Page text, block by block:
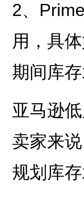
2、
用，具
期间库
亚马逊
卖家来
规划库